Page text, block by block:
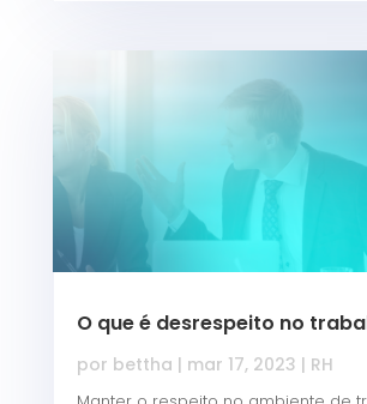
O que é desrespeito no
por bettha | mar 17, 2023 | RH